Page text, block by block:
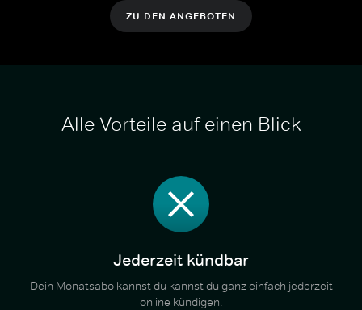
ZU DEN ANGEBOTEN
Alle Vorteile auf einen Blick
Jederzeit kündbar
Dein Monatsabo kannst du kannst du ganz einfach jederzeit
online kündigen.